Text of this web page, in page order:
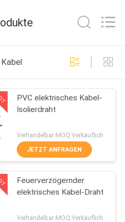
306
Kabel
244
PVC elektrisches Kabel-
Isolierdraht
Verhandelbar MOQ:Verkäuflich
JETZT ANFRAGEN
Feuerverzögernder
elektrisches Kabel-Draht
Verhandelbar MOQ:Verkäuflich